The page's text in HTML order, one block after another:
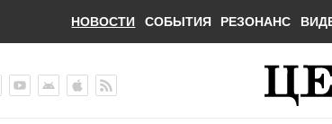
НОВОСТИ СОБЫТИЯ РЕЗОНАНС